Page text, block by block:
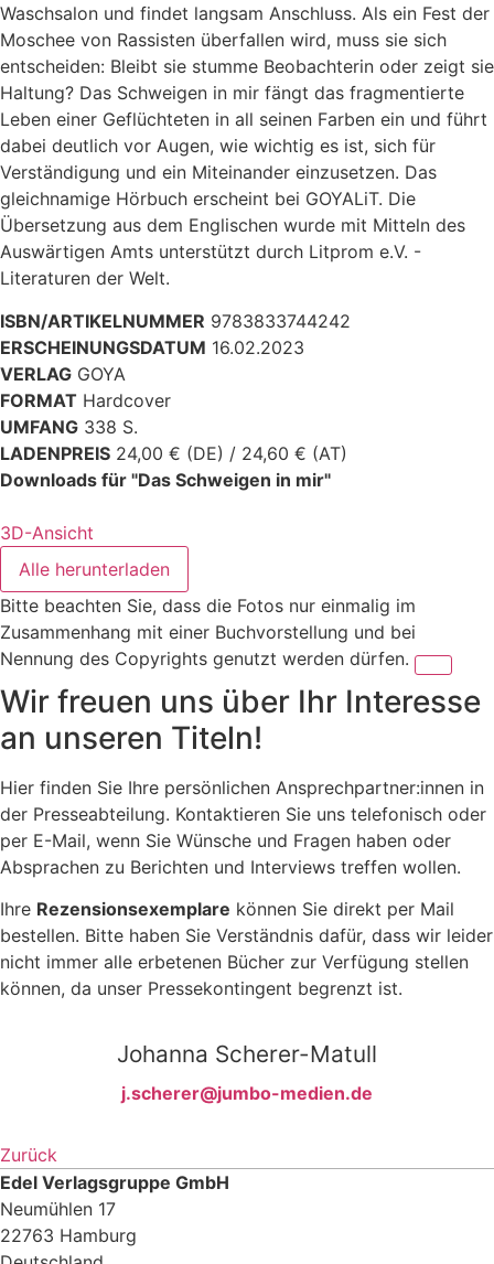
Waschsalon und findet langsam Anschluss. Als ein Fest der
Moschee von Rassisten überfallen wird, muss sie sich
entscheiden: Bleibt sie stumme Beobachterin oder zeigt sie
Haltung? Das Schweigen in mir fängt das fragmentierte
Leben einer Geflüchteten in all seinen Farben ein und führt
dabei deutlich vor Augen, wie wichtig es ist, sich für
Verständigung und ein Miteinander einzusetzen. Das
gleichnamige Hörbuch erscheint bei GOYALiT. Die
Übersetzung aus dem Englischen wurde mit Mitteln des
Auswärtigen Amts unterstützt durch Litprom e.V. -
Literaturen der Welt.
ISBN/ARTIKELNUMMER 9783833744242
ERSCHEINUNGSDATUM 16.02.2023
VERLAG GOYA
FORMAT Hardcover
UMFANG 338 S.
LADENPREIS 24,00 € (DE) / 24,60 € (AT)
Downloads für "Das Schweigen in mir"
3D-Ansicht
Alle herunterladen
Bitte beachten Sie, dass die Fotos nur einmalig im
Zusammenhang mit einer Buchvorstellung und bei
Nennung des Copyrights genutzt werden dürfen.
Wir freuen uns über Ihr Interesse
an unseren Titeln!
Hier finden Sie Ihre persönlichen Ansprechpartner:innen in
der Presseabteilung. Kontaktieren Sie uns telefonisch oder
per E-Mail, wenn Sie Wünsche und Fragen haben oder
Absprachen zu Berichten und Interviews treffen wollen.
Ihre Rezensionsexemplare können Sie direkt per Mail
bestellen. Bitte haben Sie Verständnis dafür, dass wir leider
nicht immer alle erbetenen Bücher zur Verfügung stellen
können, da unser Pressekontingent begrenzt ist.
Johanna Scherer-Matull
j.scherer@jumbo-medien.de
Zurück
Edel Verlagsgruppe GmbH
Neumühlen 17
22763 Hamburg